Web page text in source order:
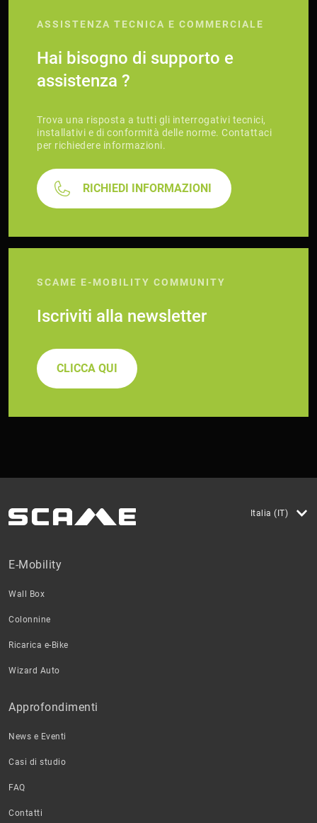
ASSISTENZA TECNICA E COMMERCIALE
Hai bisogno di supporto e
assistenza ?
Trova una risposta a tutti gli interrogativi tecnici,
installativi e di conformità delle norme. Contattaci
per richiedere informazioni.
RICHIEDI INFORMAZIONI
SCAME E-MOBILITY COMMUNITY
Iscriviti alla newsletter
CLICCA QUI
Italia (IT)
E-Mobility
Wall Box
Colonnine
Ricarica e-Bike
Wizard Auto
Approfondimenti
News e Eventi
Casi di studio
FAQ
Contatti